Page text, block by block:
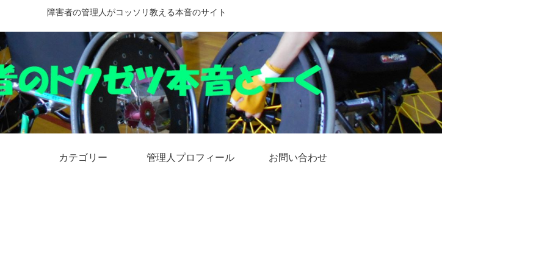
障害者の管理人がコッソリ教える本音のサイト
カテゴリー 管理人プロフィール お問い合わせ